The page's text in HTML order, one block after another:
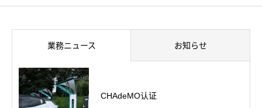
業務ニュース お知らせ
CHAdeMO认证